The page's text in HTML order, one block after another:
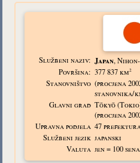
Službeni naziv: Japan,
Površina: 377 837 km2
Stanovništvo (procjena
stanovnika/
Glavni grad Tōkyō
(procjena
Upravna podjela 47
Službeni jezik japanski
Valuta jen = 100 sena